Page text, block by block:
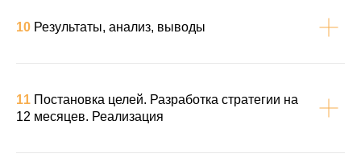
10 Результаты, анализ, выводы
11 Постановка целей. Разработка стратегии на
12 месяцев. Реализация